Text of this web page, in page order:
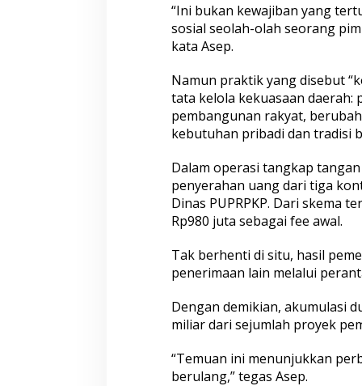
n
“Ini bukan kewajiban yang
sosial seolah-olah seorang
kata Asep.
Namun praktik yang disebut
tata kelola kekuasaan
pembangunan rakyat,
kebutuhan pribadi dan tradisi
Dalam operasi tangkap
penyerahan uang dari tiga
Dinas PUPRPKP. Dari skema
Rp980 juta sebagai fee awal.
Tak berhenti di situ, hasil
penerimaan lain melalui
Dengan demikian, akumulasi
miliar dari sejumlah proyek
“Temuan ini menunjukkan
berulang,” tegas Asep.